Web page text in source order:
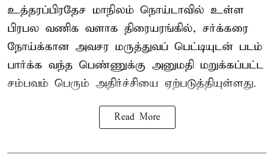
உத்தரப்பிரதேச மாநிலம் நொய்டாவில் உள்ள
பிரபல வணிக வளாக திரையரங்கில், சர்க்கரை
நோய்க்கான அவசர மருத்துவப் பெட்டியுடன் படம்
பார்க்க வந்த பெண்ணுக்கு அனுமதி மறுக்கப்பட்ட
சம்பவம் பெரும் அதிர்ச்சியை ஏற்படுத்தியுள்ளது.
Read More